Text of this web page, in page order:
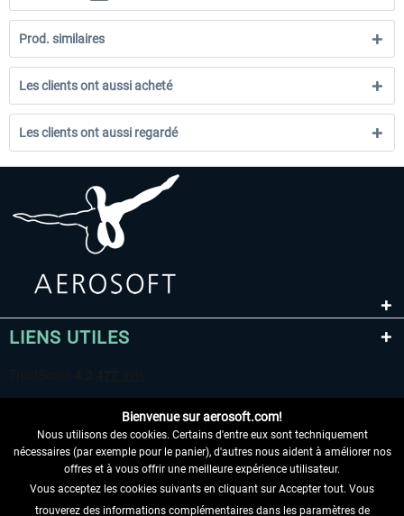
Prod. similaires
Les clients ont aussi acheté
Les clients ont aussi regardé
LIENS UTILES
RENONCER AU CONTRAT ICI
Bienvenue sur aerosoft.com!
Nous utilisons des cookies. Certains d'entre eux sont techniquement
nécessaires (par exemple pour le panier), d'autres nous aident à améliorer nos
offres et à vous offrir une meilleure expérience utilisateur.
Vous acceptez les cookies suivants en cliquant sur Accepter tout. Vous
trouverez des informations complémentaires dans les paramètres de